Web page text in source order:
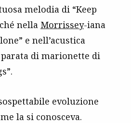
melodia di “Keep
nella Morrissey-iana
e nell’acustica
di marionette di
evoluzione
la si conosceva.